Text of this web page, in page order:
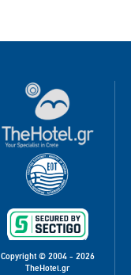
Copyright © 2004 - 2026
TheHotel.gr